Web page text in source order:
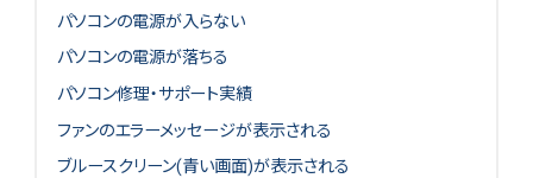
パソコンの電源が入らない
パソコンの電源が落ちる
パソコン修理・サポート実績
ファンのエラーメッセージが表示される
ブルースクリーン(青い画面)が表示される